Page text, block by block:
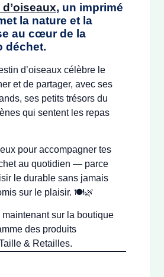
, un imprimé
la nature et la
au cœur de la
déchet.
d’oiseaux célèbre le
et de partager, avec ses
ses petits trésors du
qui sentent les repas
pour accompagner tes
au quotidien — parce
le durable sans jamais
sur le plaisir. 🍽️🌿
sur la boutique
des produits
& Retailles.